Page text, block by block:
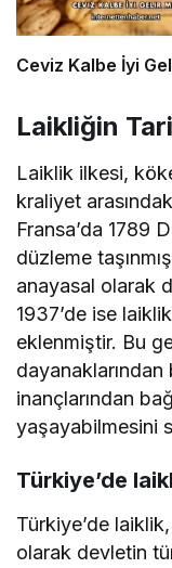
Ceviz Kalbe İyi
Laikliğin
Laiklik ilkesi,
kraliyet
Fransa’da 1789
düzleme
anayasal olarak
1937’de ise
eklenmiştir. Bu
inançlarından
yaşayabilmesini
Türkiye’de
Türkiye’de
olarak devletin